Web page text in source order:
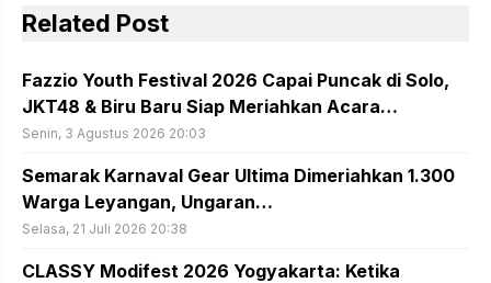
Related Post
Fazzio Youth Festival 2026 Capai Puncak di Solo,
JKT48 & Biru Baru Siap Meriahkan Acara…
Senin, 3 Agustus 2026 20:03
Semarak Karnaval Gear Ultima Dimeriahkan 1.300
Warga Leyangan, Ungaran…
Selasa, 21 Juli 2026 20:38
CLASSY Modifest 2026 Yogyakarta: Ketika